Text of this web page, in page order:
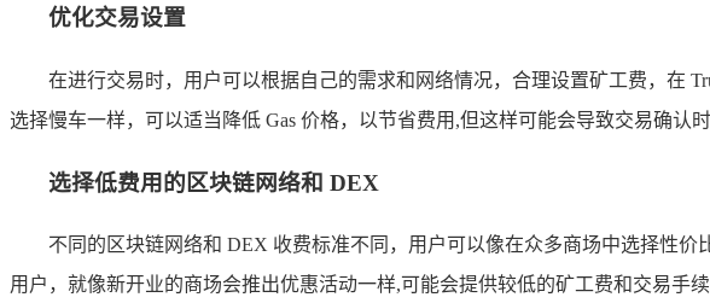
优化交易设置
在进行交易时，用户可以根据自己的需求和网络情况，合理设置矿工费，在
选择慢车一样，可以适当降低 Gas 价格，以节省费用,但这样可能会导致交易确认时
选择低费用的区块链网络和 DEX
不同的区块链网络和 DEX 收费标准不同，用户可以像在众多商场中选择性
用户，就像新开业的商场会推出优惠活动一样,可能会提供较低的矿工费和交易手续